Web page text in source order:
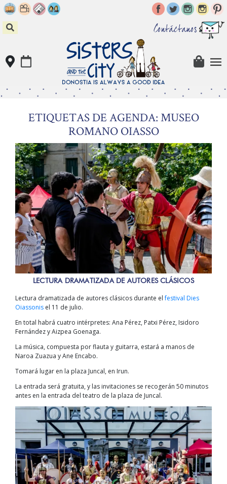
Skip
to
content
Contáctanos
ETIQUETAS DE AGENDA: MUSEO
ROMANO OIASSO
LECTURA DRAMATIZADA DE AUTORES CLÁSICOS
Lectura dramatizada de autores clásicos durante elfestival Dies
Oiassonis el 11 de julio.
En total habrá cuatro intérpretes: Ana Pérez, Patxi Pérez, Isidoro
Fernández y Aizpea Goenaga.
La música, compuesta por flauta y guitarra, estará a manos de
Naroa Zuazua y Ane Encabo.
Tomará lugar en la plaza Juncal, en Irun.
La entrada será gratuita, y las invitaciones se recogerán 50 minutos
antes en la entrada del teatro de la plaza de Juncal.